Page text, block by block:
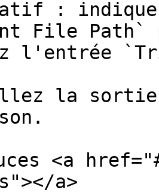
:
File
l'entrée
la sortie
<a
a>